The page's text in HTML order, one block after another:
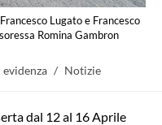
Lugato e Francesco
Romina Gambron
evidenza / Notizie
dal 12 al 16 Aprile